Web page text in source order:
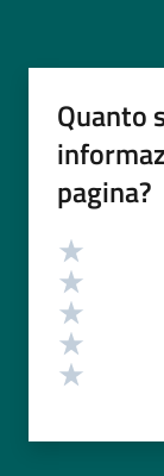
Quanto
pagina?
Valutazione